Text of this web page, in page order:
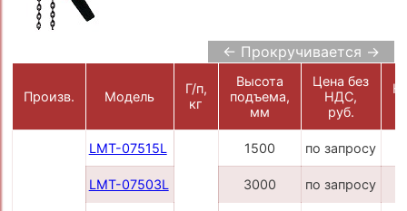
← Прокручивается →
Произв. Модель
Г/п,
кг
Высота
подъема,
мм
Цена без
НДС,
руб.
LMT-07515L 1500 по запросу
LMT-07503L 3000 по запросу